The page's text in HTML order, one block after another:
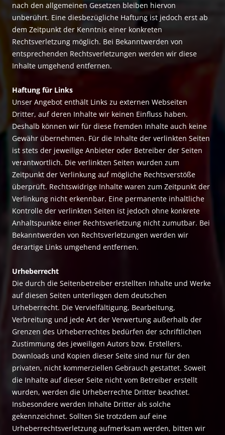
nach den allgemeinen Gesetzen bleiben hiervon
unberührt. Eine diesbezügliche Haftung ist jedoch erst ab
dem Zeitpunkt der Kenntnis einer konkreten
Rechtsverletzung möglich. Bei Bekanntwerden von
entsprechenden Rechtsverletzungen werden wir diese
Inhalte umgehend entfernen.
Haftung für Links
Unser Angebot enthält Links zu externen Webseiten
Dritter, auf deren Inhalte wir keinen Einfluss haben.
Deshalb können wir für diese fremden Inhalte auch keine
Gewähr übernehmen. Für die Inhalte der verlinkten Seiten
ist stets der jeweilige Anbieter oder Betreiber der Seiten
verantwortlich. Die verlinkten Seiten wurden zum
Zeitpunkt der Verlinkung auf mögliche Rechtsverstöße
überprüft. Rechtswidrige Inhalte waren zum Zeitpunkt der
Verlinkung nicht erkennbar. Eine permanente inhaltliche
Kontrolle der verlinkten Seiten ist jedoch ohne konkrete
Anhaltspunkte einer Rechtsverletzung nicht zumutbar. Bei
Bekanntwerden von Rechtsverletzungen werden wir
derartige Links umgehend entfernen.
Urheberrecht
Die durch die Seitenbetreiber erstellten Inhalte und Werke
auf diesen Seiten unterliegen dem deutschen
Urheberrecht. Die Vervielfältigung, Bearbeitung,
Verbreitung und jede Art der Verwertung außerhalb der
Grenzen des Urheberrechtes bedürfen der schriftlichen
Zustimmung des jeweiligen Autors bzw. Erstellers.
Downloads und Kopien dieser Seite sind nur für den
privaten, nicht kommerziellen Gebrauch gestattet. Soweit
die Inhalte auf dieser Seite nicht vom Betreiber erstellt
wurden, werden die Urheberrechte Dritter beachtet.
Insbesondere werden Inhalte Dritter als solche
gekennzeichnet. Sollten Sie trotzdem auf eine
Urheberrechtsverletzung aufmerksam werden, bitten wir